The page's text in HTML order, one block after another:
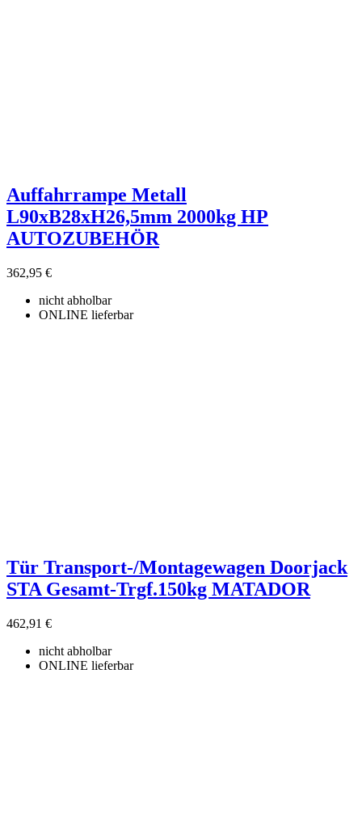
Auffahrrampe Metall
L90xB28xH26,5mm 2000kg HP
AUTOZUBEHÖR
362,95 €
nicht abholbar
ONLINE lieferbar
Tür Transport-/Montagewagen Doorjack
STA Gesamt-Trgf.150kg MATADOR
462,91 €
nicht abholbar
ONLINE lieferbar